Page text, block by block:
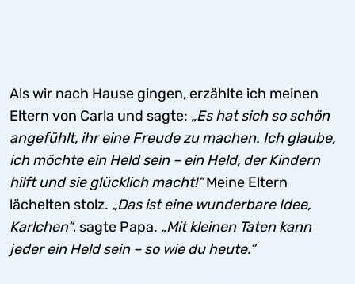
Als wir nach Hause gingen, erzählte ich meinen
Eltern von Carla und sagte: „Es hat sich so schön
angefühlt, ihr eine Freude zu machen. Ich glaube,
ich möchte ein Held sein – ein Held, der Kindern
hilft und sie glücklich macht!“Meine Eltern
lächelten stolz. „Das ist eine wunderbare Idee,
Karlchen“, sagte Papa. „Mit kleinen Taten kann
jeder ein Held sein – so wie du heute.“